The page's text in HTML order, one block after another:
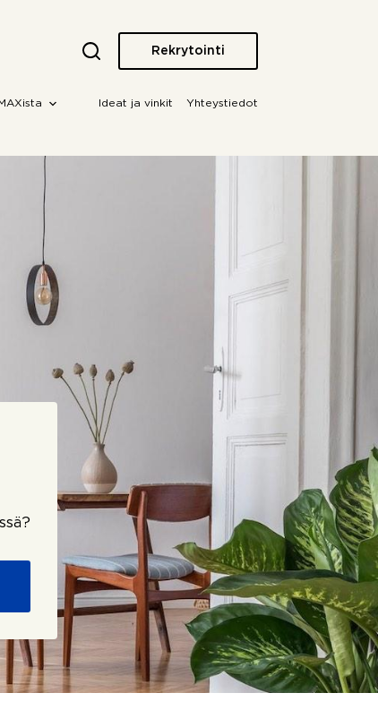
Rekrytointi
Ideat ja vinkit Yhteystiedot